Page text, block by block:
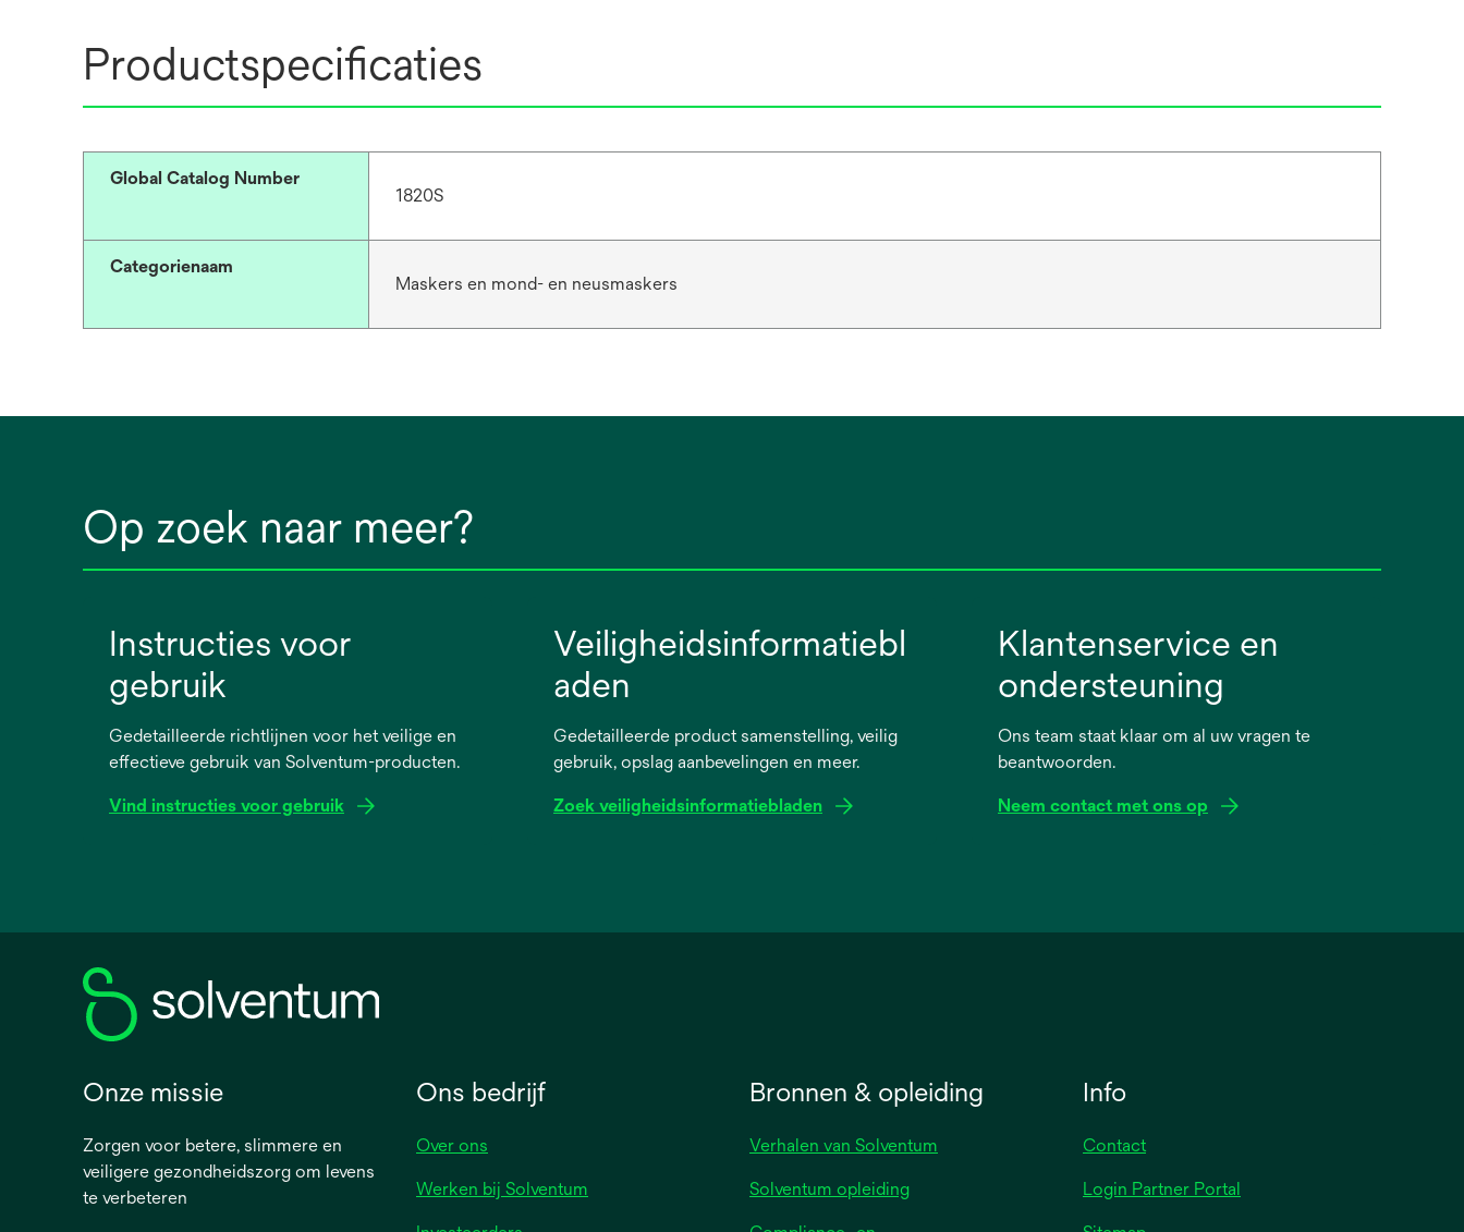
Productspecificaties
Global Catalog Number
1820S
Categorienaam
Maskers en mond- en neusmaskers
Op zoek naar meer?
Instructies voor
gebruik
Gedetailleerde richtlijnen voor het veilige en
effectieve gebruik van Solventum-producten.
Vind instructies voor gebruik
new
Veiligheidsinformatiebl
aden
Gedetailleerde product samenstelling, veilig
gebruik, opslag aanbevelingen en meer.
Zoek veiligheidsinformatiebladen
new
Klantenservice en
ondersteuning
Ons team staat klaar om al uw vragen te
beantwoorden.
Neem contact met ons op
Onze missie
Zorgen voor betere, slimmere en
veiligere gezondheidszorg om levens
te verbeteren
Ons bedrijf
Over ons
Werken bij Solventum
Bronnen & opleiding
Verhalen van Solventum
Solventum opleiding
Info
Contact
Login Partner Portal